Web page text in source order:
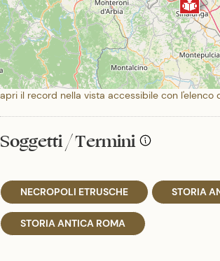
apri il record nella vista accessibile con l'elenco
Soggetti / Termini
NECROPOLI ETRUSCHE STORIA
STORIA ANTICA ROMA